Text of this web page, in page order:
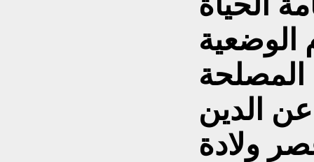
الوضعية
المصلحة
ولادة